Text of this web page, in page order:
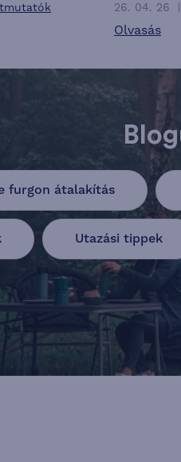
26. 04. 26
Olvasás
furgon átalakítás
Utazási tippek